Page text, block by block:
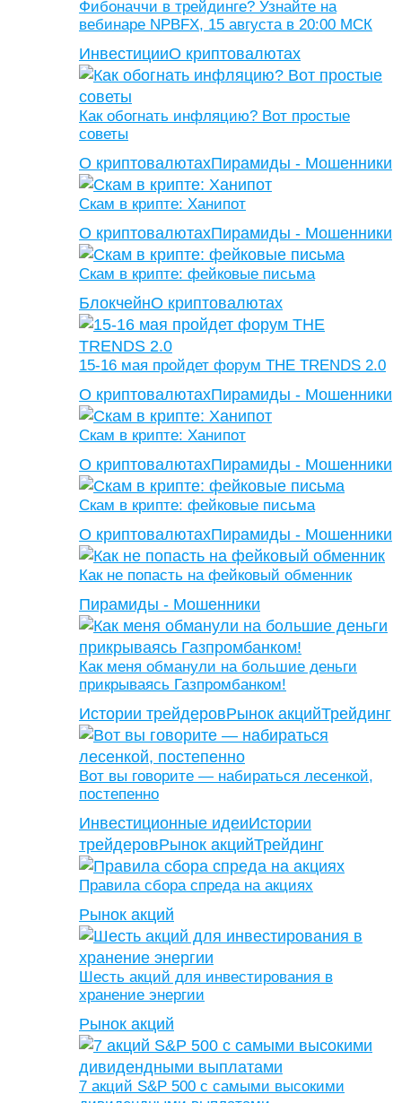
Фибоначчи в трейдинге? Узнайте на
вебинаре NPBFX, 15 августа в 20:00 МСК
ИнвестицииО криптовалютах
Как обогнать инфляцию? Вот простые
советы
О криптовалютахПирамиды - Мошенники
Скам в крипте: Ханипот
О криптовалютахПирамиды - Мошенники
Скам в крипте: фейковые письма
БлокчейнО криптовалютах
15-16 мая пройдет форум THE TRENDS 2.0
О криптовалютахПирамиды - Мошенники
Скам в крипте: Ханипот
О криптовалютахПирамиды - Мошенники
Скам в крипте: фейковые письма
О криптовалютахПирамиды - Мошенники
Как не попасть на фейковый обменник
Пирамиды - Мошенники
Как меня обманули на большие деньги
прикрываясь Газпромбанком!
Истории трейдеровРынок акцийТрейдинг
Вот вы говорите — набираться лесенкой,
постепенно
Инвестиционные идеиИстории
трейдеровРынок акцийТрейдинг
Правила сбора спреда на акциях
Рынок акций
Шесть акций для инвестирования в
хранение энергии
Рынок акций
7 акций S&P 500 с самыми высокими